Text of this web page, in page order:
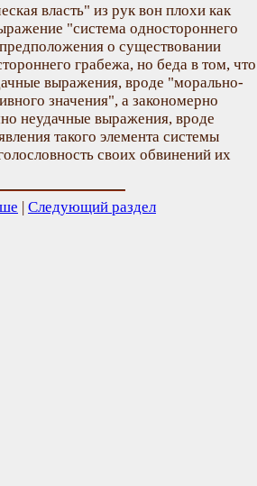
власть" из рук вон плохи как
"система одностороннего
о существовании
грабежа, но беда в том, что
выражения, вроде "морально-
значения", а закономерно
неудачные выражения, вроде
такого элемента системы
своих обвинений их
| Следующий раздел